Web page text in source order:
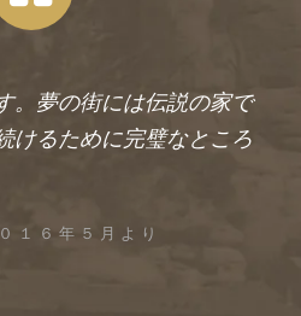
。夢の街には伝説の家で
けるために完璧なところ
１６年５月より